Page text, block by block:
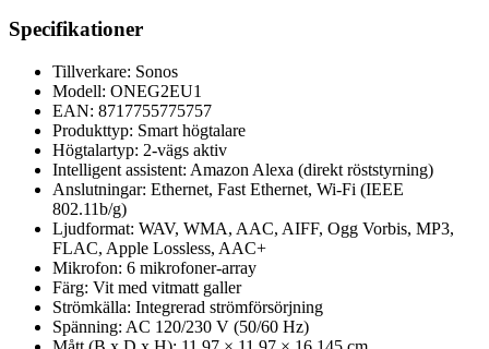
Specifikationer
Tillverkare: Sonos
Modell: ONEG2EU1
EAN: 8717755775757
Produkttyp: Smart högtalare
Högtalartyp: 2-vägs aktiv
Intelligent assistent: Amazon Alexa (direkt röststyrning)
Anslutningar: Ethernet, Fast Ethernet, Wi-Fi (IEEE
802.11b/g)
Ljudformat: WAV, WMA, AAC, AIFF, Ogg Vorbis, MP3,
FLAC, Apple Lossless, AAC+
Mikrofon: 6 mikrofoner-array
Färg: Vit med vitmatt galler
Strömkälla: Integrerad strömförsörjning
Spänning: AC 120/230 V (50/60 Hz)